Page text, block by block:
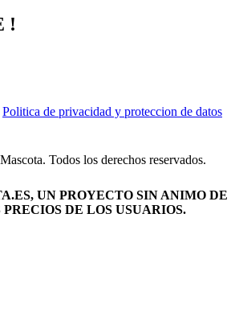
!
Politica de privacidad y proteccion de datos
Todos los derechos reservados.
UN PROYECTO SIN ANIMO
DE LOS USUARIOS.